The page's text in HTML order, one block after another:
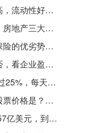
流动性好的
地产三大要
的优劣势及
看企业盈
25%，每天万
价格是？贾
亿美元，到期